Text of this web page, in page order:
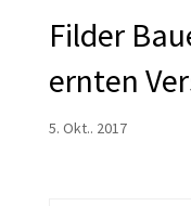
Filder
ernten
5. Okt.. 2017